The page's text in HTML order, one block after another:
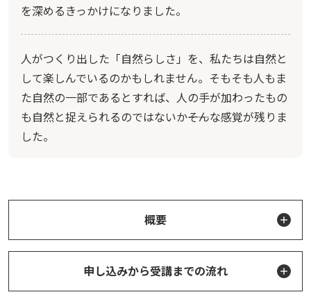
を深めるきっかけになりました。
人がつくり出した「自然らしさ」を、私たちは自然と
して楽しんでいるのかもしれません。そもそも人もま
た自然の一部であるとすれば、人の手が加わったもの
も自然と捉えられるのではないか――そんな感覚が残りま
した。
概要
申し込みから受講までの流れ